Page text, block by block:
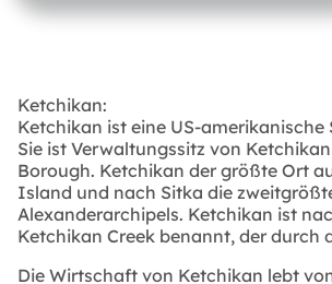
Ketchikan:
Ketchikan ist eine US-amerikanische
Sie ist Verwaltungssitz von
Borough. Ketchikan der größte Ort
Island und nach Sitka die
Alexanderarchipels. Ketchikan ist
Ketchikan Creek benannt, der durch
Die Wirtschaft von Ketchikan lebt